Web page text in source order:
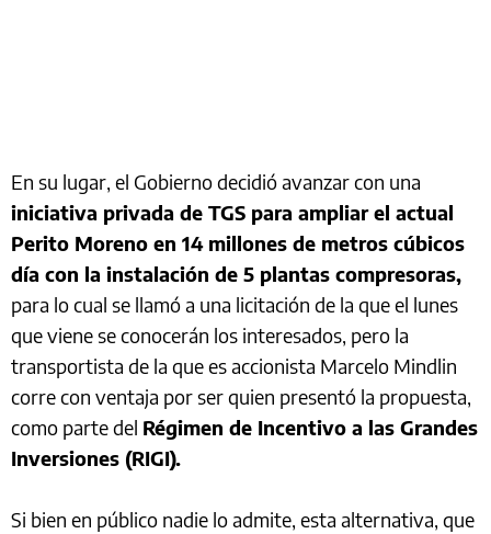
En su lugar, el Gobierno decidió avanzar con una
iniciativa privada de TGS para ampliar el actual
Perito Moreno en 14 millones de metros cúbicos
día con la instalación de 5 plantas compresoras,
para lo cual se llamó a una licitación de la que el lunes
que viene se conocerán los interesados, pero la
transportista de la que es accionista Marcelo Mindlin
corre con ventaja por ser quien presentó la propuesta,
como parte del Régimen de Incentivo a las Grandes
Inversiones (RIGI).
Si bien en público nadie lo admite, esta alternativa, que